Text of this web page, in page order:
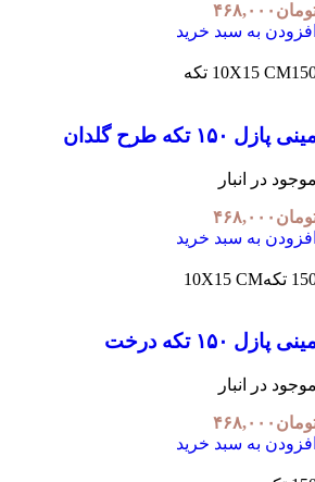
۴۶۸,۰۰۰
به سبد خرید
10X15 CMتکه
پازل ۱۵۰ تکه طرح گلدان
در انبار
۴۶۸,۰۰۰
به سبد خرید
تکه 10X15 CM
پازل ۱۵۰ تکه درخت
در انبار
۴۶۸,۰۰۰
به سبد خرید